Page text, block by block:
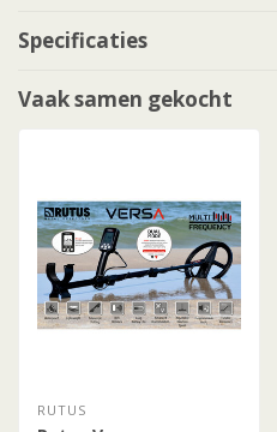
Specificaties
Vaak samen gekocht
RUTUS